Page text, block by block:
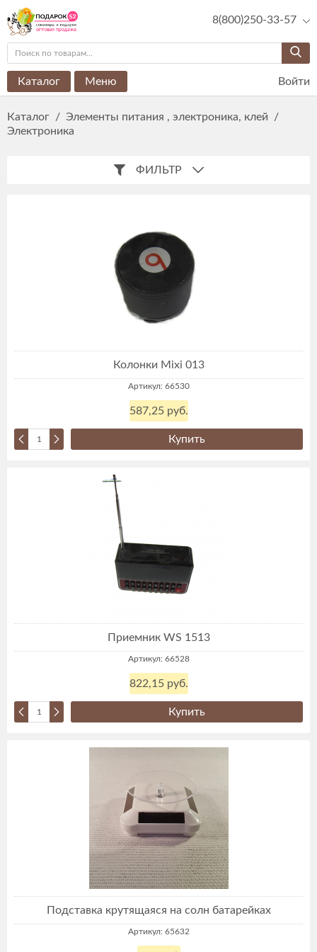
8(800)250-33-57
Каталог Меню Войти
Каталог / Элементы питания , электроника, клей
/
Электроника
ФИЛЬТР
Колонки Mixi 013
Артикул: 66530
587,25 руб.
Купить
Приемник WS 1513
Артикул: 66528
822,15 руб.
Купить
Подставка крутящаяся на солн батарейках
Артикул: 65632